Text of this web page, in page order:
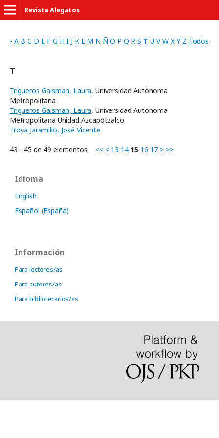
Revista Alegatos
- A B C D E F G H I J K L M N Ñ O P Q R S T U V W X Y Z Todos
T
Trigueros Gaisman, Laura, Universidad Autónoma
Metropolitana
Trigueros Gaisman, Laura, Universidad Autónoma
Metropolitana Unidad Azcapotzalco
Troya Jaramillo, José Vicente
43 - 45 de 49 elementos << < 13 14 15 16 17 > >>
Idioma
English
Español (España)
Información
Para lectores/as
Para autores/as
Para bibliotecarios/as